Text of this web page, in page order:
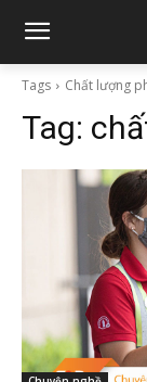
Tags Chất lượng
Tag: